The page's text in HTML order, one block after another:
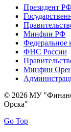
Президент РФ
Минфин РФ
Федеральное
ФНС России
Минфин
© 2026 МУ
Орска"
Go Top